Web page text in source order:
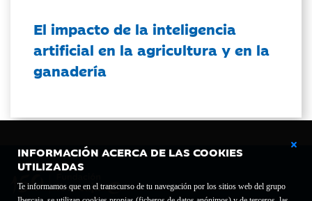
INFORMACIÓN ACERCA DE LAS COOKIES
UTILIZADAS
Te informamos que en el transcurso de tu navegación por los sitios web del grupo
El impacto de la inteligencia
artificial en la agricultura y en la
ganadería